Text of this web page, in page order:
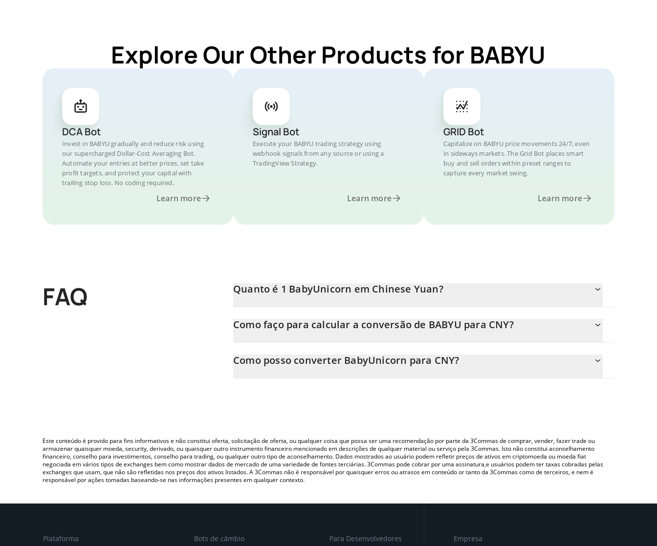
Explore Our Other Products for BABYU
DCA Bot
Invest in BABYU gradually and reduce risk using
our supercharged Dollar-Cost Averaging Bot.
Automate your entries at better prices, set take
profit targets, and protect your capital with
trailing stop loss. No coding required.
Learn more
Signal Bot
Execute your BABYU trading strategy using
webhook signals from any source or using a
TradingView Strategy.
Learn more
GRID Bot
Capitalize on BABYU price movements 24/7, even
in sideways markets. The Grid Bot places smart
buy and sell orders within preset ranges to
capture every market swing.
Learn more
FAQ Quanto é 1 BabyUnicorn em Chinese Yuan?
Neste momento, 1 BabyUnicorn equivale a 0.00035516 CNY
Como faço para calcular a conversão de BABYU para CNY?
simplesmente inserindo a quantidade de BabyUnicorn no campo correspondente e converterá automaticamente o
valor em Chinese Yuan (CNY).
Como posso converter BabyUnicorn para CNY?
Este conteúdo é provido para fins informativos e não constitui oferta, solicitação de oferta, ou qualquer coisa que possa ser uma recomendação por parte da 3Commas de comprar, vender, fazer trade ou
armazenar quaisquer moeda, security, derivado, ou quaisquer outro instrumento financeiro mencionado em descrições de qualquer material ou serviço pela 3Commas. Isto não constitui aconselhamento
financeiro, conselho para investimentos, conselho para trading, ou qualquer outro tipo de aconselhamento. Dados mostrados ao usuário podem refletir preços de ativos em criptomoeda ou moeda fiat
negociada em vários tipos de exchanges bem como mostrar dados de mercado de uma variedade de fontes terciárias. 3Commas pode cobrar por uma assinatura,e usuários podem ter taxas cobradas pelas
exchanges que usam, que não são refletidas nos preços dos ativos listados. A 3Commas não é responsável por quaisquer erros ou atrasos em conteúdo or tanto da 3Commas como de terceiros, e nem é
responsável por ações tomadas baseando-se nas informações presentes em qualquer contexto.
Plataforma Bots de câmbio Para Desenvolvedores Empresa